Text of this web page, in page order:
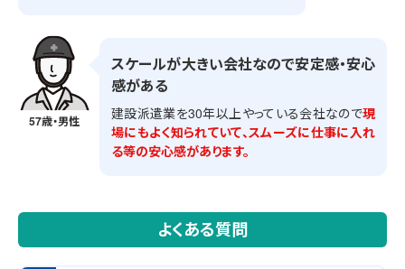
57歳・男性
スケールが大きい会社なので安定感・安心
感がある
建設派遣業を30年以上やっている会社なので現
場にもよく知られていて、スムーズに仕事に入れ
る等の安心感があります。
よくある質問